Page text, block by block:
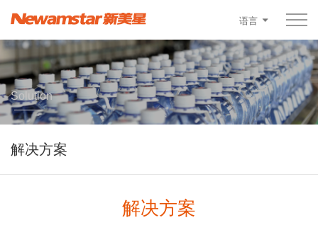
语言
Solution
解决方案
解决方案